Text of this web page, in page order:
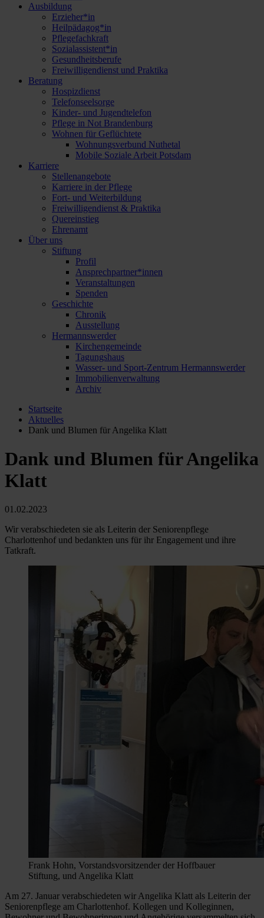
Ausbildung
Erzieher*in
Heilpädagog*in
Pflegefachkraft
Sozialassistent*in
Gesundheitsberufe
Freiwilligendienst und Praktika
Beratung
Hospizdienst
Telefonseelsorge
Kinder- und Jugendtelefon
Pflege in Not Brandenburg
Wohnen für Geflüchtete
Wohnungsverbund Nuthetal
Mobile Soziale Arbeit Potsdam
Karriere
Stellenangebote
Karriere in der Pflege
Fort- und Weiterbildung
Freiwilligendienst & Praktika
Quereinstieg
Ehrenamt
Über uns
Stiftung
Profil
Ansprechpartner*innen
Veranstaltungen
Spenden
Geschichte
Chronik
Ausstellung
Hermannswerder
Kirchengemeinde
Tagungshaus
Wasser- und Sport-Zentrum Hermannswerder
Immobilienverwaltung
Archiv
Startseite
Aktuelles
Dank und Blumen für Angelika Klatt
Dank und Blumen für Angelika
Klatt
01.02.2023
Wir verabschiedeten sie als Leiterin der Seniorenpflege
Charlottenhof und bedankten uns für ihr Engagement und ihre
Tatkraft.
Frank Hohn, Vorstandsvorsitzender der Hoffbauer
Stiftung, und Angelika Klatt
Am 27. Januar verabschiedeten wir Angelika Klatt als Leiterin der
Seniorenpflege am Charlottenhof. Kollegen und Kolleginnen,